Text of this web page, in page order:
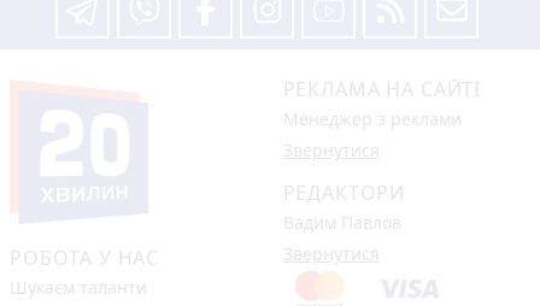
РОБОТА У НАС
Шукаєм таланти
РЕКЛАМА НА САЙТІ
Менеджер з реклами
Звернутися
РЕДАКТОРИ
Вадим Павлов
Звернутися